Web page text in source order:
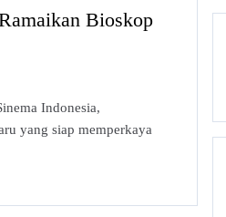
Bioskop
Indonesia,
yang siap memperkaya